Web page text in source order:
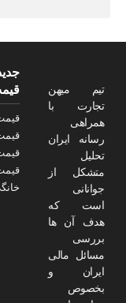
تیم میهن
تجارت با
همراهی
رسانه ایران
تحلیل
متشکل از
جوانانی
است که
هدف آن ها
بررسی
مسائل مالی
ایران و
بخصوص